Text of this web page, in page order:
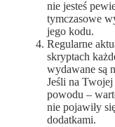
nie jesteś
tymczasowe
jego kodu.
Regularne
skryptach
wydawane są
Jeśli na Twojej
powodu –
nie pojawiły
dodatkami.